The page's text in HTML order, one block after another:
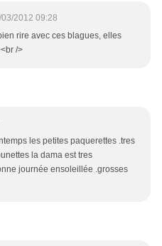
2012 09:28
rire avec ces blagues, elles
/>
les petites paquerettes .tres
la dama est tres
journée ensoleillée .grosses